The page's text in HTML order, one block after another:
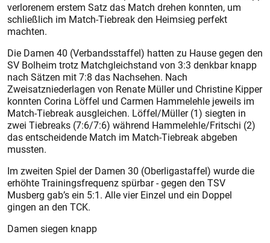
verlorenem erstem Satz das Match drehen konnten, um
schließlich im Match-Tiebreak den Heimsieg perfekt
machten.
Die Damen 40 (Verbandsstaffel) hatten zu Hause gegen den
SV Bolheim trotz Matchgleichstand von 3:3 denkbar knapp
nach Sätzen mit 7:8 das Nachsehen. Nach
Zweisatzniederlagen von Renate Müller und ­Christine Kipper
konnten Corina Löffel und Carmen Hammelehle jeweils im
Match-Tiebreak ausgleichen. ­Löffel/­Müller (1) siegten in
zwei Tiebreaks (7:6/7:6) während Hammelehle/Fritschi (2)
das entscheidende Match im Match-Tiebreak abgeben
mussten.
Im zweiten Spiel der Damen 30 (Oberligastaffel) wurde die
erhöhte Trainingsfrequenz spürbar - gegen den TSV
Musberg gab’s ein 5:1. Alle vier Einzel und ein Doppel
gingen an den TCK.
Damen siegen knapp